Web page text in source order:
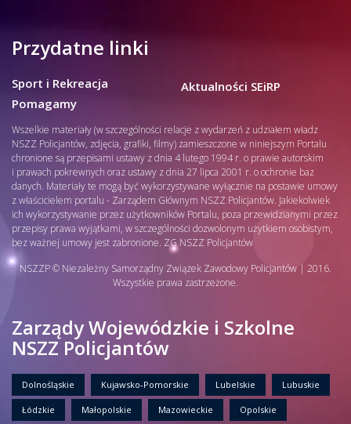
Przydatne linki
Sport i Rekreacja
Pomagamy
Aktualności SEiRP
Wszelkie materiały (w szczególności relacje z wydarzeń z udziałem władz
NSZZ Policjantów, zdjęcia, grafiki, filmy) zamieszczone w niniejszym Portalu
chronione są przepisami ustawy z dnia 4 lutego 1994 r. o prawie autorskim
i prawach pokrewnych oraz ustawy z dnia 27 lipca 2001 r. o ochronie baz
danych. Materiały te mogą być wykorzystywane wyłącznie na postawie umowy
z właścicielem portalu - Zarządem Głównym NSZZ Policjantów. Jakiekolwiek
ich wykorzystywanie przez użytkowników Portalu, poza przewidzianymi przez
przepisy prawa wyjątkami, w szczególności dozwolonym użytkiem osobistym,
bez ważnej umowy jest zabronione. ZG NSZZ Policjantów
NSZZP © Niezależny Samorządny Związek Zawodowy Policjantów | 2016.
Wszystkie prawa zastrzeżone.
Zarządy Wojewódzkie i Szkolne
NSZZ Policjantów
Dolnośląskie Kujawsko-Pomorskie Lubelskie Lubuskie
Łódzkie Małopolskie Mazowieckie Opolskie